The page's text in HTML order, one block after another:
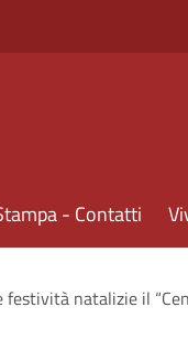
- Contatti
natalizie il